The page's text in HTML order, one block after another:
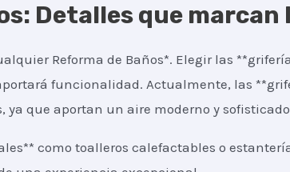
Detalles que
Reforma de Baños*. Elegir las
funcionalidad. Actualmente, las
ya que aportan un aire moderno y
como toalleros calefactables o